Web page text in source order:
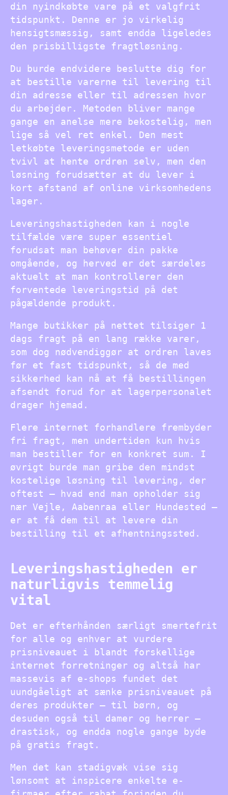
din nyindkøbte vare på et valgfrit
tidspunkt. Denne er jo virkelig
hensigtsmæssig, samt endda ligeledes
den prisbilligste fragtløsning.
Du burde endvidere beslutte dig for
at bestille varerne til levering til
din adresse eller til adressen hvor
du arbejder. Metoden bliver mange
gange en anelse mere bekostelig, men
lige så vel ret enkel. Den mest
letkøbte leveringsmetode er uden
tvivl at hente ordren selv, men den
løsning forudsætter at du lever i
kort afstand af online virksomhedens
lager.
Leveringshastigheden kan i nogle
tilfælde være super essentiel
forudsat man behøver din pakke
omgående, og herved er det særdeles
aktuelt at man kontrollerer den
forventede leveringstid på det
pågældende produkt.
Mange butikker på nettet tilsiger 1
dags fragt på en lang række varer,
som dog nødvendiggør at ordren laves
før et fast tidspunkt, så de med
sikkerhed kan nå at få bestillingen
afsendt forud for at lagerpersonalet
drager hjemad.
Flere internet forhandlere frembyder
fri fragt, men undertiden kun hvis
man bestiller for en konkret sum. I
øvrigt burde man gribe den mindst
kostelige løsning til levering, der
oftest – hvad end man opholder sig
nær Vejle, Aabenraa eller Hundested –
er at få dem til at levere din
bestilling til et afhentningssted.
Leveringshastigheden er
naturligvis temmelig
vital
Det er efterhånden særligt smertefrit
for alle og enhver at vurdere
prisniveauet i blandt forskellige
internet forretninger og altså har
massevis af e-shops fundet det
uundgåeligt at sænke prisniveauet på
deres produkter – til børn, og
desuden også til damer og herrer –
drastisk, og endda nogle gange byde
på gratis fragt.
Men det kan stadigvæk vise sig
lønsomt at inspicere enkelte e-